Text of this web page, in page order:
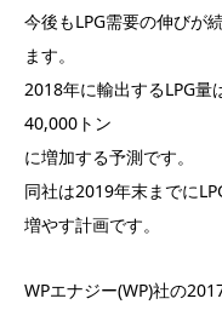
今後もLPG需要の伸びが
ます。
2018年に輸出するLPG
40,000トン
に増加する予測です。
同社は2019年末までに
増やす計画です。
WPエナジー(WP)社の